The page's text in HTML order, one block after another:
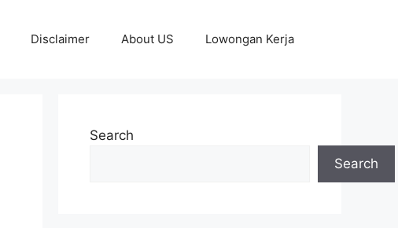
Disclaimer About US Lowongan Kerja
Search
Search